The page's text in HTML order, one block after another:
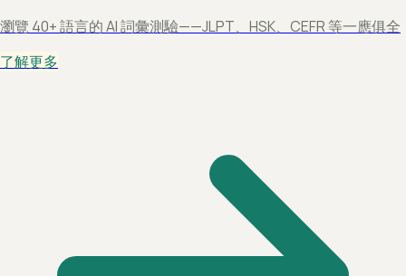
瀏覽 40+ 語言的 AI 詞彙測驗——JLPT、HSK、CEFR 等一應俱全
了解更多